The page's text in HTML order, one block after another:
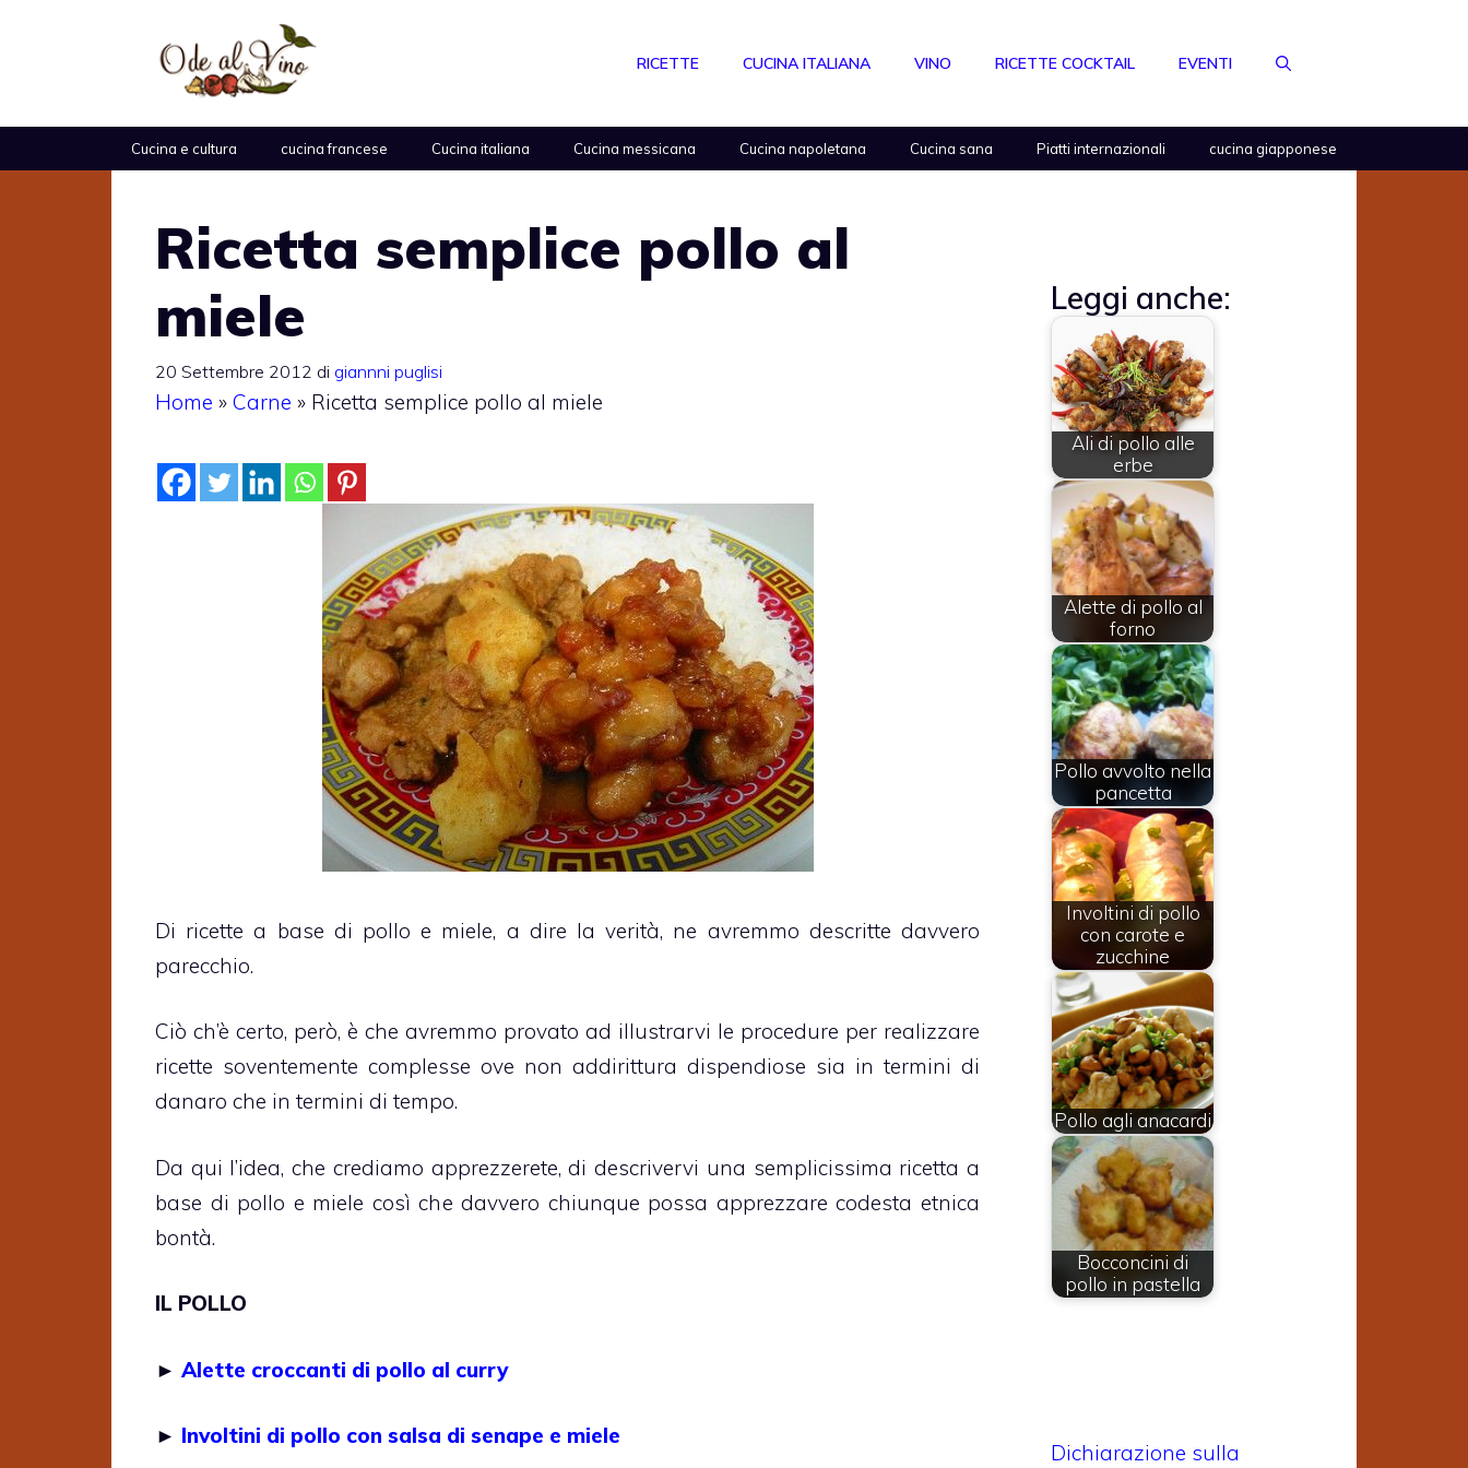
RICETTE CUCINA ITALIANA VINO RICETTE COCKTAIL EVENTI
Cucina e cultura cucina francese Cucina italiana Cucina messicana Cucina napoletana Cucina sana Piatti internazionali cucina giapponese
Ricetta semplice pollo al
miele
20 Settembre 2012 di giannni puglisi
Home » Carne » Ricetta semplice pollo al miele
Di ricette a base di pollo e miele, a dire la verità, ne avremmo descritte davvero
parecchio.
Ciò ch’è certo, però, è che avremmo provato ad illustrarvi le procedure per realizzare
ricette soventemente complesse ove non addirittura dispendiose sia in termini di
danaro che in termini di tempo.
Da qui l’idea, che crediamo apprezzerete, di descrivervi una semplicissima ricetta a
base di pollo e miele così che davvero chiunque possa apprezzare codesta etnica
bontà.
IL POLLO
► Alette croccanti di pollo al curry
► Involtini di pollo con salsa di senape e miele
Leggi anche:
Ali di pollo alle
erbe
Alette di pollo al
forno
Pollo avvolto nella
pancetta
Involtini di pollo
con carote e
zucchine
Pollo agli anacardi
Bocconcini di
pollo in pastella
Dichiarazione sulla